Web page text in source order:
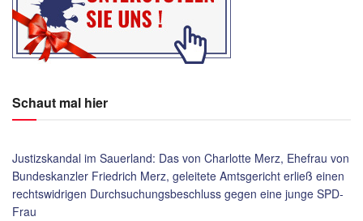
Schaut mal hier
Justizskandal im Sauerland: Das von Charlotte Merz, Ehefrau von
Bundeskanzler Friedrich Merz, geleitete Amtsgericht erließ einen
rechtswidrigen Durchsuchungsbeschluss gegen eine junge SPD-
Frau